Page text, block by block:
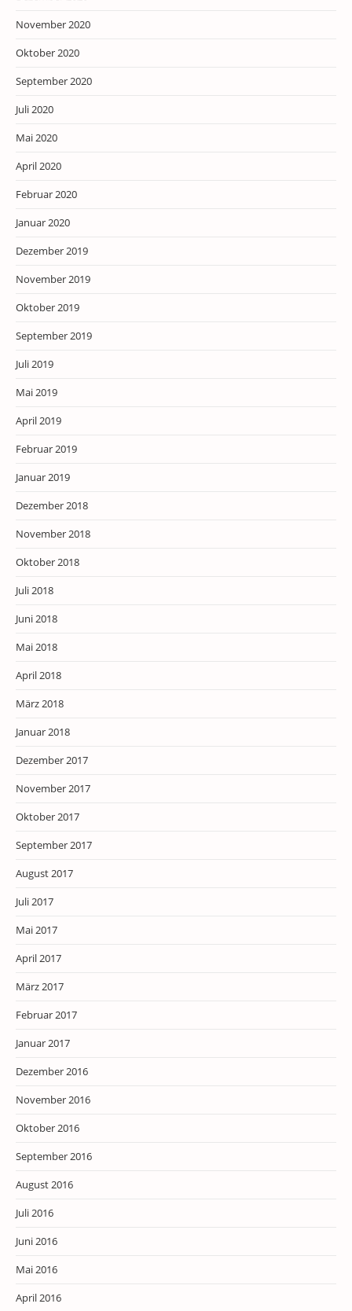
November 2020
Oktober 2020
September 2020
Juli 2020
Mai 2020
April 2020
Februar 2020
Januar 2020
Dezember 2019
November 2019
Oktober 2019
September 2019
Juli 2019
Mai 2019
April 2019
Februar 2019
Januar 2019
Dezember 2018
November 2018
Oktober 2018
Juli 2018
Juni 2018
Mai 2018
April 2018
März 2018
Januar 2018
Dezember 2017
November 2017
Oktober 2017
September 2017
August 2017
Juli 2017
Mai 2017
April 2017
März 2017
Februar 2017
Januar 2017
Dezember 2016
November 2016
Oktober 2016
September 2016
August 2016
Juli 2016
Juni 2016
Mai 2016
April 2016